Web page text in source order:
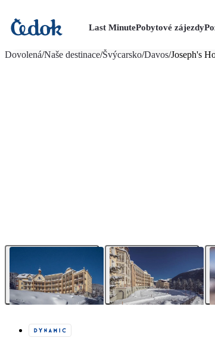
Last MinutePobytové zájezdy
Dovolená/Naše destinace/Švýcarsko/Davos/Joseph's